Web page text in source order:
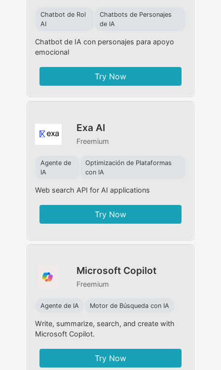
Chatbot de Rol
AI
Chatbots de Personajes
de IA
Chatbot de IA con personajes para apoyo
emocional
Try Now
Exa AI
Freemium
Agente de
IA
Optimización de Plataformas
con IA
Web search API for AI applications
Try Now
Microsoft Copilot
Freemium
Agente de IA Motor de Búsqueda con IA
Write, summarize, search, and create with
Microsoft Copilot.
Try Now